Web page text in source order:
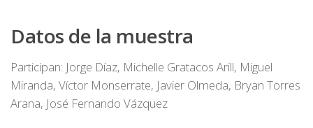
Datos de la muestra
Participan: Jorge Díaz, Michelle Gratacos Arill, Miguel
Miranda, Víctor Monserrate, Javier Olmeda, Bryan Torres
Arana, José Fernando Vázquez